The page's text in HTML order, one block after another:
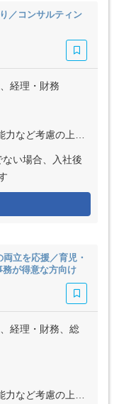
／コンサルティン
経理・財務
円～7万4000円）を含む ※超過分は別途全額支給
い場合、入社後
立を応援／育児・
が得意な方向け
経理・財務、総
万5000円～7万円）を含む ※超過分は別途全額支給